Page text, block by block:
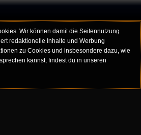
Wir können damit die Seitennutzung
redaktionelle Inhalte und Werbung
zu Cookies und insbesondere dazu, wie
kannst, findest du in unseren